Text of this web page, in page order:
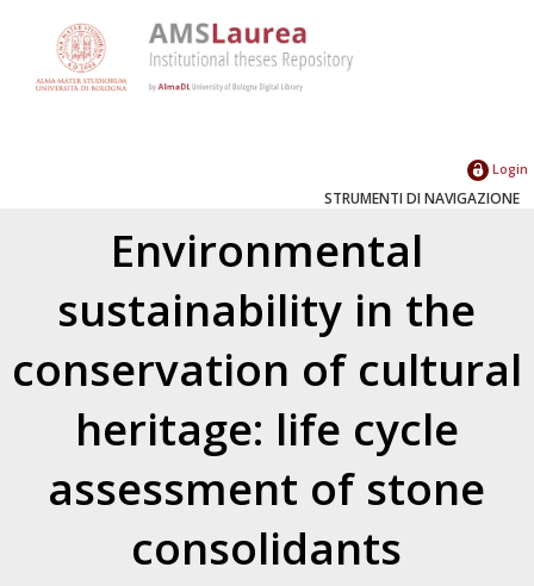
Login
STRUMENTI DI NAVIGAZIONE
Environmental
sustainability in the
conservation of cultural
heritage: life cycle
assessment of stone
consolidants